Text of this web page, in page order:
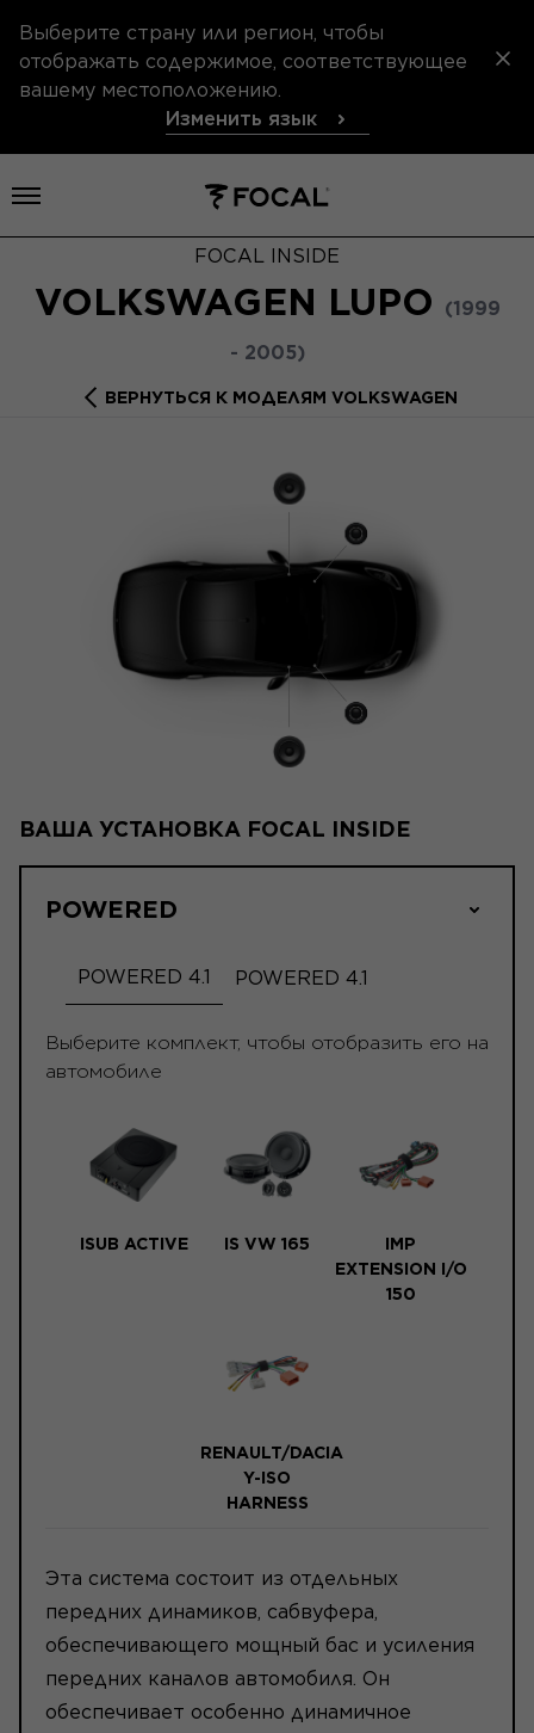
Выберите страну или регион, чтобы
отображать содержимое, соответствующее
вашему местоположению.
Изменить язык
Открыть меню
FOCAL INSIDE
VOLKSWAGEN LUPO
(1999
- 2005)
ВЕРНУТЬСЯ К МОДЕЛЯМ VOLKSWAGEN
ВАША УСТАНОВКА FOCAL INSIDE
POWERED
POWERED 4.1 POWERED 4.1
Выберите комплект, чтобы отобразить его на
автомобиле
ISUB ACTIVE IS VW 165
IMP
EXTENSION I/O
150
RENAULT/DACIA
Y-ISO
HARNESS
Эта система состоит из отдельных
передних динамиков, сабвуфера,
обеспечивающего мощный бас и усиления
передних каналов автомобиля. Он
обеспечивает особенно динамичное